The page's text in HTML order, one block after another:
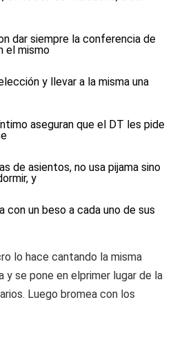
dar siempre la conferencia de
el mismo
y llevar a la misma una
aseguran que el DT les pide
de asientos, no usa pijama sino
y
un beso a cada uno de sus
lo hace cantando la misma
y se pone en elprimer lugar de la
Luego bromea con los